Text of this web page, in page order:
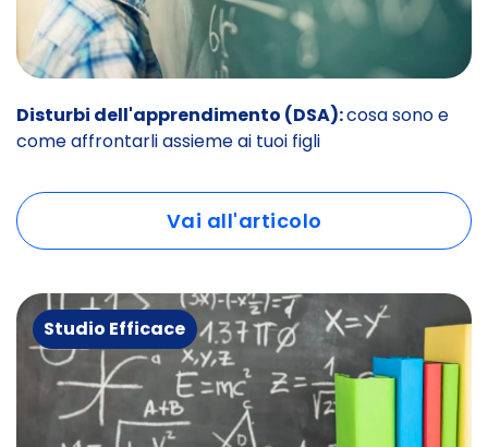
Disturbi dell'apprendimento (DSA):cosa sono e
come affrontarli assieme ai tuoi figli
Vai all'articolo
Studio Efficace